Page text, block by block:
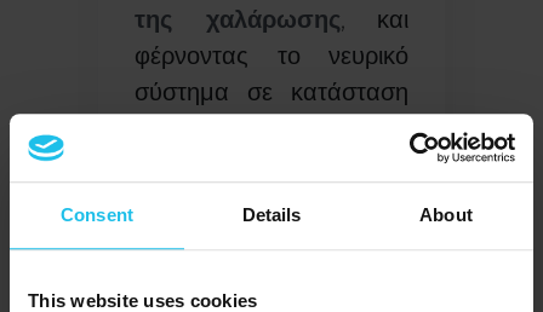
Consent Details About
This website uses cookies
της χαλάρωσης, και
φέρνοντας το νευρικό
σύστημα σε κατάσταση
οργανισμού στο στρες.
4. Αποκατάσταση της
ενεργειακής ροής